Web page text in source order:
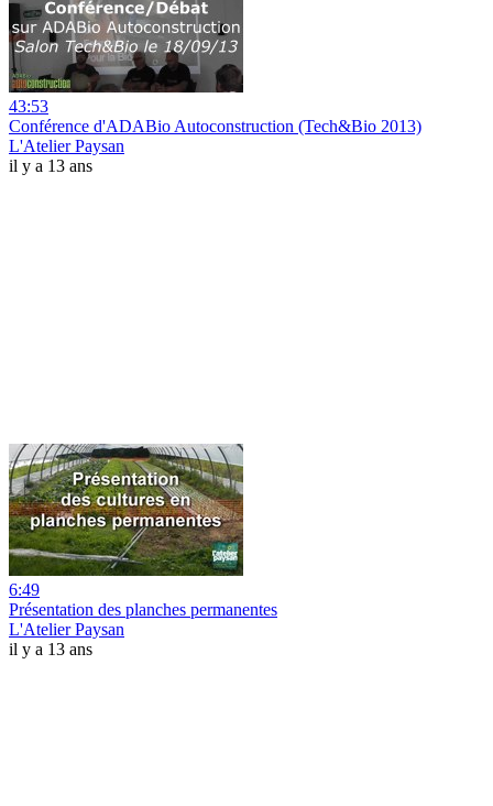
43:53
Conférence d'ADABio Autoconstruction (Tech&Bio 2013)
L'Atelier Paysan
il y a 13 ans
6:49
Présentation des planches permanentes
L'Atelier Paysan
il y a 13 ans